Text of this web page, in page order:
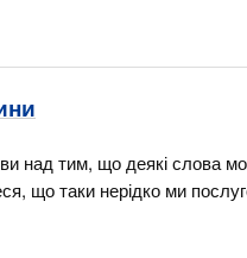
над тим, що деякі слова
що таки нерідко ми